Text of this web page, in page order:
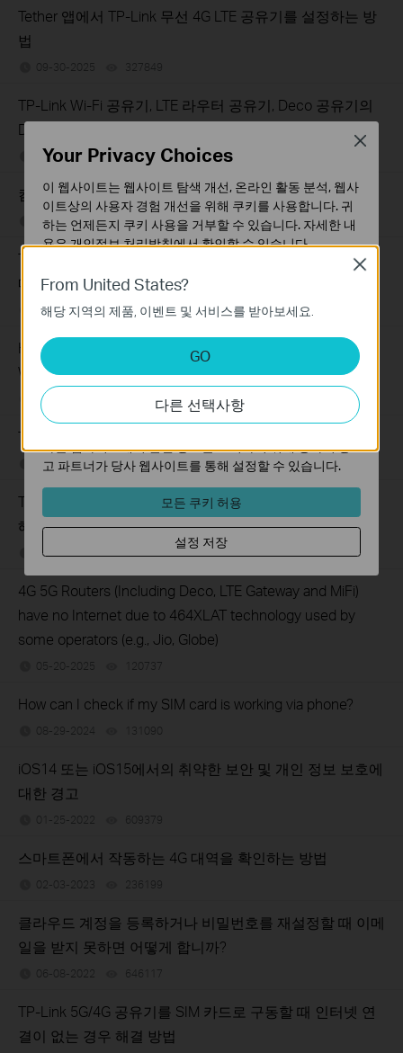
Tether 앱에서 TP-Link 무선 4G LTE 공유기를 설정하는 방
법
09-30-2025 327849
TP-Link Wi-Fi 공유기, LTE 라우터 공유기, Deco 공유기의
DDNS 기능 문제 해결 가이드
09-30-2025 293478views
컴퓨터 및 휴대폰에서 VPN 클라이언트를 설정하는 방법
09-20-2025 119417 views
TP-Link 공유기 및 Deco에 VPN 서버가 설정되어 있을 때
메인 공유기에 포트 포워딩을 설정하는 방법
09-16-2025 109070 views
How to troubleshoot if I have low speed with TP-Link
Wireless 4G LTE Router working as 3G 4G Router Mode
06-20-2025 196592views
TP-Link LTE Router keeps disconnecting
05-21-2025 150936views
TP-Link 4G LTE 공유기가 USIM을 감지하지 못하는 경우
해결 방법
05-21-2025 views
4G 5G Routers (Including Deco, LTE Gateway and MiFi)
have no Internet due to 464XLAT technology used by
some operators (e.g., Jio, Globe)
05-20-2025 120737
How can I check if my SIM card is working via phone?
08-29-2024 131090
iOS14 또는 iOS15에서의 취약한 보안 및 개인 정보 보호에
대한 경고
01-25-2022 609379
스마트폰에서 작동하는 4G 대역을 확인하는 방법
02-03-2023 236199
클라우드 계정을 등록하거나 비밀번호를 재설정할 때 이메
일을 받지 못하면 어떻게 합니까?
06-08-2022 646117
TP-Link 5G/4G 공유기를 SIM 카드로 구동할 때 인터넷 연
결이 없는 경우 해결 방법
From United States?
해당 지역의 제품, 이벤트 및 서비스를 받아보세요.
GO
다른 선택사항
Close
Your Privacy Choices
이 웹사이트는 웹사이트 탐색 개선, 온라인 활동 분석, 웹사
이트상의 사용자 경험 개선을 위해 쿠키를 사용합니다. 귀
하는 언제든지 쿠키 사용을 거부할 수 있습니다. 자세한 내
용은개인정보 처리방침에서 확인할 수 있습니다.
이 쿠키는 웹사이트가 작동하는 데 필요하며 사용자의 시
스템에서 비활성화할 수 없습니다.
분석 및 마케팅 쿠키
분석 쿠키는 웹사이트의 기능을 개선하고 조정하기 위해
웹사이트에서의 사용자 활동을 분석하는 데 사용하는 쿠키
입니다.
마케팅 쿠키는 귀하의 관심사에 대한 프로필을 생성하고
다른 웹사이트에서 관련 광고를 표시하기 위해 당사의 광
고 파트너가 당사 웹사이트를 통해 설정할 수 있습니다.
모든 쿠키 허용
설정 저장
Close